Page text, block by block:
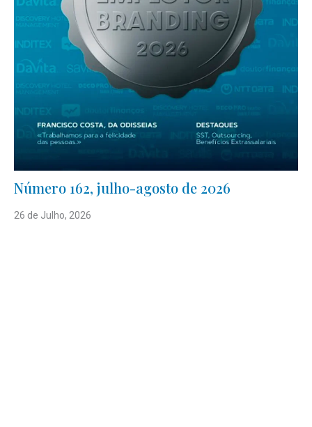
Número 162, julho-agosto de 2026
26 de Julho, 2026